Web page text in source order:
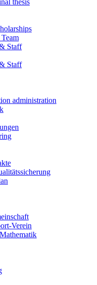
thesis
Staff
Staff
administration
Verein